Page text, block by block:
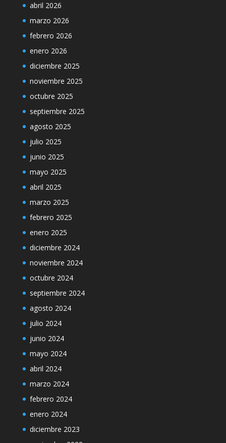
abril 2026
marzo 2026
febrero 2026
enero 2026
diciembre 2025
noviembre 2025
octubre 2025
septiembre 2025
agosto 2025
julio 2025
junio 2025
mayo 2025
abril 2025
marzo 2025
febrero 2025
enero 2025
diciembre 2024
noviembre 2024
octubre 2024
septiembre 2024
agosto 2024
julio 2024
junio 2024
mayo 2024
abril 2024
marzo 2024
febrero 2024
enero 2024
diciembre 2023